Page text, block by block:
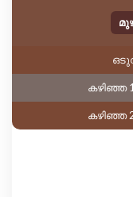
കഴിഞ്ഞ
കഴിഞ്ഞ